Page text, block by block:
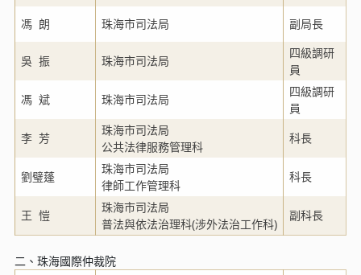
馮 朗 珠海市司法局 副局長
吳 振 珠海市司法局
四級調研
員
馮 斌
珠海市司法局
四級調研
員
李 芳
珠海市司法局
公共法律服務管理科
科長
劉璧蓬
珠海市司法局
律師工作管理科
科長
王 愷
珠海市司法局
普法與依法治理科(涉外法治工作科)
副科長
二、珠海國際仲裁院